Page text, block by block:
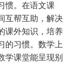
惯。在语文课
互帮互助，解决
课外知识，培养
的习惯。数学上
学课堂能呈现别